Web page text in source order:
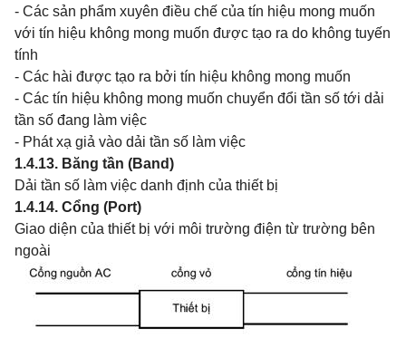
- Các sản phẩm xuyên điều chế của tín hiệu mong muốn
với tín hiệu không mong muốn được tạo ra do không tuyến
tính
- Các hài được tạo ra bởi tín hiệu không mong muốn
- Các tín hiệu không mong muốn chuyển đổi tần số tới dải
tần số đang làm việc
- Phát xạ giả vào dải tần số làm việc
1.4.13. Băng tần (Band)
Dải tần số làm việc danh định của thiết bị
1.4.14. Cổng (Port)
Giao diện của thiết bị với môi trường điện từ trường bên
ngoài